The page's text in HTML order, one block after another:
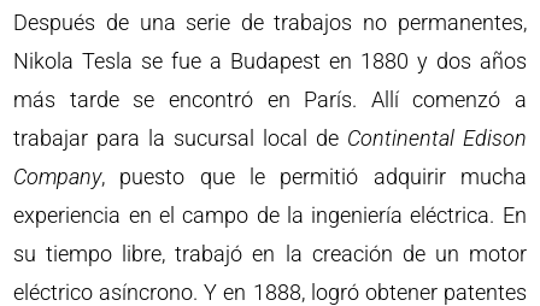
Después de una serie de trabajos no permanentes,
Nikola Tesla se fue a Budapest en 1880 y dos años
más tarde se encontró en París. Allí comenzó a
trabajar para la sucursal local de Continental Edison
Company, puesto que le permitió adquirir mucha
experiencia en el campo de la ingeniería eléctrica. En
su tiempo libre, trabajó en la creación de un motor
eléctrico asíncrono. Y en 1888, logró obtener patentes